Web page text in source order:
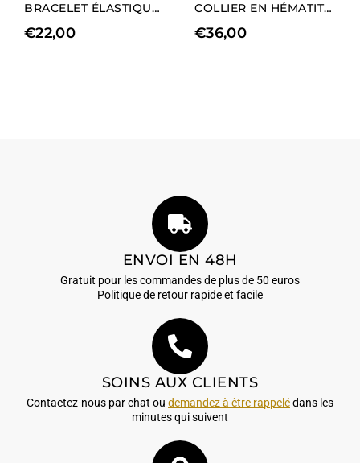
BRACELET ÉLASTIQUE POUR HOMME EN RHODIUM ET HÉMATITE NATURELLE
€22,00
COLLIER EN HÉMATITE RHODIÉE AVEC CHARM EN FORME DE CŒUR (LONGUEUR COURTE).
€36,00
ENVOI EN 48H
Gratuit pour les commandes de plus de 50 euros
Politique de retour rapide et facile
SOINS AUX CLIENTS
Contactez-nous par chat ou demandez à être rappelédans les
minutes qui suivent